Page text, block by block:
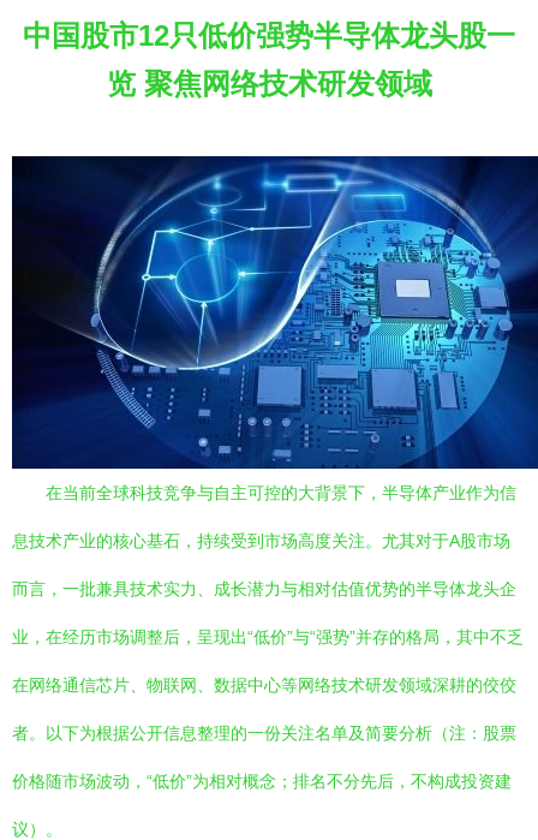
中国股市12只低价强势半导体龙头股一
览 聚焦网络技术研发领域
在当前全球科技竞争与自主可控的大背景下，半导体产业作为信
息技术产业的核心基石，持续受到市场高度关注。尤其对于A股市场
而言，一批兼具技术实力、成长潜力与相对估值优势的半导体龙头企
业，在经历市场调整后，呈现出“低价”与“强势”并存的格局，其中不乏
在网络通信芯片、物联网、数据中心等网络技术研发领域深耕的佼佼
者。以下为根据公开信息整理的一份关注名单及简要分析（注：股票
价格随市场波动，“低价”为相对概念；排名不分先后，不构成投资建
议）。